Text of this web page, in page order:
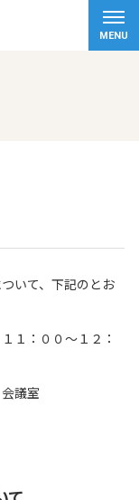
MENU
いて、下記のとお
：００～１２：
議室